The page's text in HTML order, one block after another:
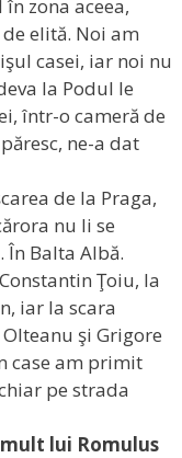
zona aceea,
elită. Noi am
casei, iar noi nu
la Podul le
într-o cameră de
ne-a dat
de la Praga,
nu li se
În Balta Albă.
Ţoiu, la
iar la scara
şi Grigore
case am primit
pe strada
mult lui Romulus